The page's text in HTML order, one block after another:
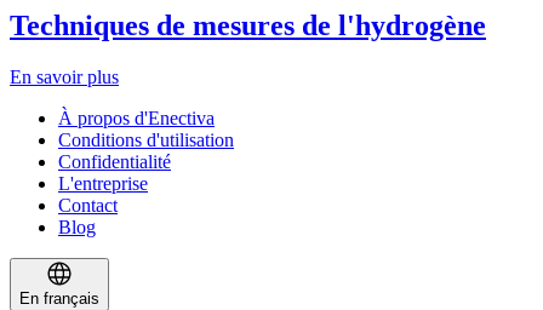
Techniques de mesures de l'hydrogène
En savoir plus
À propos d'Enectiva
Conditions d'utilisation
Confidentialité
L'entreprise
Contact
Blog
En français